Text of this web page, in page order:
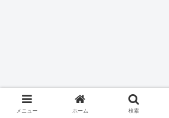
メニュー ホーム 検索